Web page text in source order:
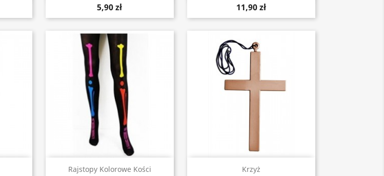
5,90 zł 11,90 zł
Rajstopy Kolorowe Kości
Szybki podgląd Krzyż
Szybki podgląd